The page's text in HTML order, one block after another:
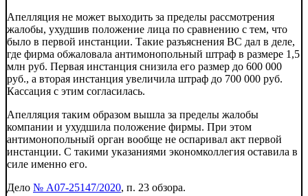
Апелляция не может выходить за пределы рассмотрения
жалобы, ухудшив положение лица по сравнению с тем, что
было в первой инстанции. Такие разъяснения ВС дал в деле,
где фирма обжаловала антимонопольный штраф в размере 1,5
млн руб. Первая инстанция снизила его размер до 600 000
руб., а вторая инстанция увеличила штраф до 700 000 руб.
Кассация с этим согласилась.
Апелляция таким образом вышла за пределы жалобы
компании и ухудшила положение фирмы. При этом
антимонопольный орган вообще не оспаривал акт первой
инстанции. С такими указаниями экономколлегия оставила в
силе именно его.
Дело № А07-25147/2020, п. 23 обзора.